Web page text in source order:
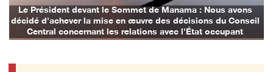
L'occupation continue d'envahir le camp de Q ...
05/August/2026 01:57 PM
Le Président devant le Sommet de Manama : Nous avons
décidé d'achever la mise en œuvre des décisions du Conseil
Central concernant les relations avec l'État occupant